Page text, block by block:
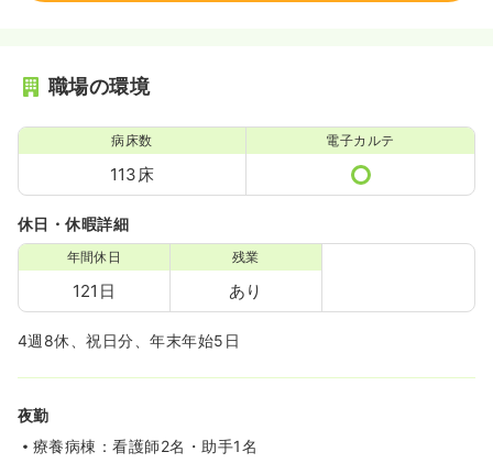
職場の環境
病床数
113床
電子カルテ
休日・休暇詳細
年間休日
121日
残業
あり
4週8休、祝日分、年末年始5日
夜勤
療養病棟：看護師2名・助手1名